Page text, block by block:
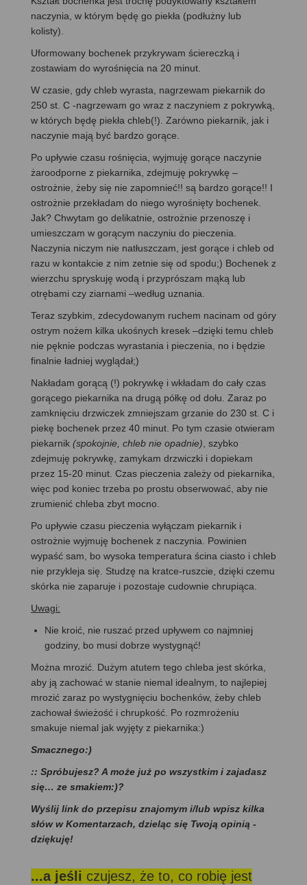
naczynia, w którym będę go piekła (podłużny lub
kolisty).
Uformowany bochenek przykrywam ściereczką i
zostawiam do wyrośnięcia na 20 minut.
W czasie, gdy chleb wyrasta, nagrzewam piekarnik do
250 st. C -nagrzewam go wraz z naczyniem z pokrywką,
w których będę piekła chleb(!). Zarówno piekarnik, jak i
naczynie mają być bardzo gorące.
Po upływie czasu rośnięcia, wyjmuję gorące naczynie
żaroodporne z piekarnika, zdejmuję pokrywkę –
ostrożnie, żeby się nie zapomnieć!! są bardzo gorące!! I
ostrożnie przekładam do niego wyrośnięty bochenek.
Jak? Chwytam go delikatnie, ostrożnie przenoszę i
umieszczam w gorącym naczyniu do pieczenia.
Naczynia niczym nie natłuszczam, jest gorące i chleb od
razu w kontakcie z nim zetnie się od spodu;) Bochenek z
wierzchu spryskuję wodą i przyprószam mąką lub
otrębami czy ziarnami –według uznania.
Teraz szybkim, zdecydowanym ruchem nacinam od góry
ostrym nożem kilka ukośnych kresek –dzięki temu chleb
nie pęknie podczas wyrastania i pieczenia, no i będzie
finalnie ładniej wyglądał;)
Nakładam gorącą (!) pokrywkę i wkładam do cały czas
gorącego piekarnika na drugą półkę od dołu. Zaraz po
zamknięciu drzwiczek zmniejszam grzanie do 230 st. C i
piekę bochenek przez 40 minut. Po tym czasie otwieram
piekarnik (spokojnie, chleb nie opadnie) , szybko
zdejmuję pokrywkę, zamykam drzwiczki i dopiekam
przez 15-20 minut. Czas pieczenia zależy od piekarnika,
więc pod koniec trzeba po prostu obserwować, aby nie
zrumienić chleba zbyt mocno.
Po upływie czasu pieczenia wyłączam piekarnik i
ostrożnie wyjmuję bochenek z naczynia. Powinien
wypaść sam, bo wysoka temperatura ścina ciasto i chleb
nie przykleja się. Studzę na kratce-ruszcie, dzięki czemu
skórka nie zaparuje i pozostaje cudownie chrupiąca.
Uwagi:
Nie kroić, nie ruszać przed upływem co najmniej
godziny, bo musi dobrze wystygnąć!
Można mrozić. Dużym atutem tego chleba jest skórka,
aby ją zachować w stanie niemal idealnym, to najlepiej
mrozić zaraz po wystygnięciu bochenków, żeby chleb
zachował świeżość i chrupkość. Po rozmrożeniu
smakuje niemal jak wyjęty z piekarnika:)
Smacznego:)
:: Spróbujesz? A może już po wszystkim i zajadasz
się… ze smakiem:)?
Wyślij link do przepisu znajomym i/lub wpisz kilka
słów w Komentarzach, dzieląc się Twoją opinią -
dziękuję!
...a jeśli czujesz, że to, co robię jest